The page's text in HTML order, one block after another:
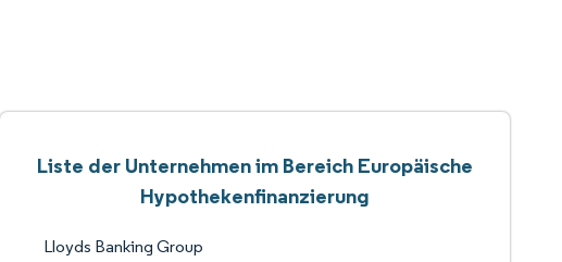
Liste der Unternehmen im Bereich Europäische
Hypothekenfinanzierung
Lloyds Banking Group